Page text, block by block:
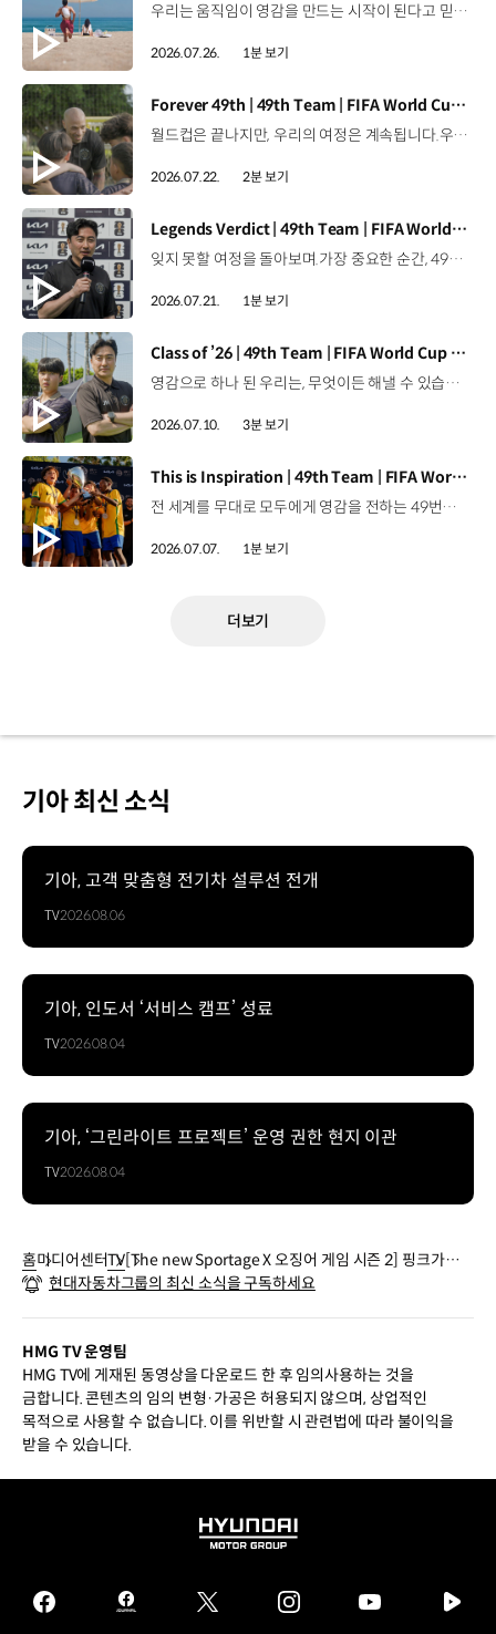
우리는 움직임이 영감을 만드는 시작이 된다고 믿습니다. 기아만의 Movement로 당신의 일상에 영감을 더해줄 2026 Kia Collection을 만나보세요. Designed to move you. Kia Collection 자세히 보기 ▶ #Kia #기아 #KiaCollection #기아컬렉션 #Designedtomoveyou #lifestyle
2026.07.26. 1분 보기
[동영상]
Forever 49th | 49th Team | FIFA World Cup 2026™
월드컵은 끝나지만, 우리의 여정은 계속됩니다.우리는 영원한 49번째 팀입니다. 자세히 보기 ▶ #Kia #InspirationConnectsUsAll #49thTeam #OMBC #FIFAWorldCup2026 유튜브 쇼츠 보기 >
2026.07.22. 2분 보기
[동영상]
Legends Verdict | 49th Team | FIFA World Cup 2026™
잊지 못할 여정을 돌아보며.가장 중요한 순간, 49번째 팀이 공을 건네며 완벽하게 임무를 해낸 그 순간을 함께 돌아봅니다. 자세히 보기 ▶ #Kia #InspirationConnectsUsAll #49thTeam #OMBC #FIFAWorldCup2026 유튜브 쇼츠 보기 >
2026.07.21. 1분 보기
[동영상]
Class of ’26 | 49th Team | FIFA World Cup 2026™
영감으로 하나 된 우리는, 무엇이든 해낼 수 있습니다.세계 곳곳에서 모인 2026년의 주인공들이 FIFA 월드컵™ 오피셜 매치볼 캐리어로 꿈의 무대에 섰습니다. 자세히 보기 ▶ #Kia #InspirationConnectsUsAll #49thTeam #OMBC #FIFAWorldCup2026 유튜브 쇼츠 보기 >
2026.07.10. 3분 보기
[동영상]
This is Inspiration | 49th Team | FIFA World Cup 2026™
전 세계를 무대로 모두에게 영감을 전하는 49번째 팀.FIFA 월드컵 2026™을 향한 여정 속, 이제 사람들의 시선은 이 어린 스타들에게 향합니다. 자세히 보기 ▶ #Kia #InspirationConnectsUsAll #49thTeam #OMBC #FIFAWorldCup2026 유튜브 쇼츠 보기 >
2026.07.07. 1분 보기
더보기
기아 최신 소식
기아, 고객 맞춤형 전기차 설루션 전개
TV2026.08.06
기아, 인도서 ‘서비스 캠프’ 성료
TV2026.08.04
기아, ‘그린라이트 프로젝트’ 운영 권한 현지 이관
TV2026.08.04
홈미디어센터TV[The new Sportage X 오징어 게임 시즌 2] 핑크가드의
칼퇴편 I 기아
현대자동차그룹의 최신 소식을 구독하세요
HMG TV 운영팀
HMG TV에 게재된 동영상을 다운로드 한 후 임의사용하는 것을
금합니다. 콘텐츠의 임의 변형·가공은 허용되지 않으며, 상업적인
목적으로 사용할 수 없습니다. 이를 위반할 시 관련법에 따라 불이익을
받을 수 있습니다.
HYUNDAI
GROUP
facebook
hmg
twitter instagram